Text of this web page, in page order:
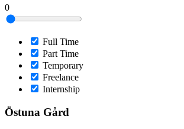
0
Full Time
Part Time
Temporary
Freelance
Internship
Östuna Gård